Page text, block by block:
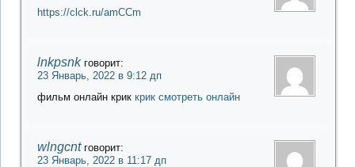
https://clck.ru/amCCm
lnkpsnk говорит:
23 Январь, 2022 в 9:12 дп
фильм онлайн криккрик смотреть онлайн
wlngcnt говорит:
23 Январь, 2022 в 11:17 дп